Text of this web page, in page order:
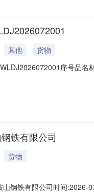
其他
货物
序号品
1/2.64折边(因非计划产品
铁有限公司
货物
钢铁有限公司时间